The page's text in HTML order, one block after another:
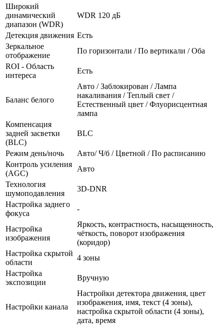
Широкий
динамический
диапазон (WDR)
WDR 120 дБ
Детекция движения Есть
Зеркальное
отображение
По горизонтали / По вертикали / Оба
ROI - Область
интереса
Есть
Баланс белого
Авто / Заблокирован / Лампа
накаливания / Теплый свет /
Естественный цвет / Флуорисцентная
лампа
Компенсация
задней засветки
(BLC)
BLC
Режим день/ночь
Авто/ Ч/б / Цветной / По расписанию
Контроль усиления
(AGC)
Авто
Технология
шумоподавления
3D-DNR
Настройка заднего
фокуса
-
Настройка
изображения
Яркость, контрастность, насыщенность,
чёткость, поворот изображения
(коридор)
Настройка скрытой
области
4 зоны
Настройка
экспозиции
Вручную
Настройки канала
Настройки детектора движения, цвет
изображения, имя, текст (4 зоны),
настройка скрытой области (4 зоны),
дата, время